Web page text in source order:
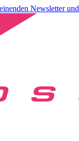
Newsletter und